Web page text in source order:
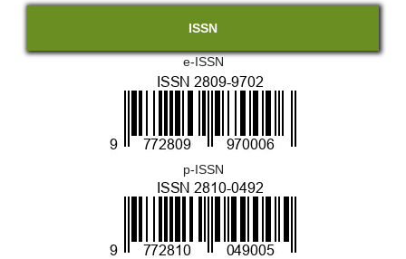
ISSN
e-ISSN
p-ISSN